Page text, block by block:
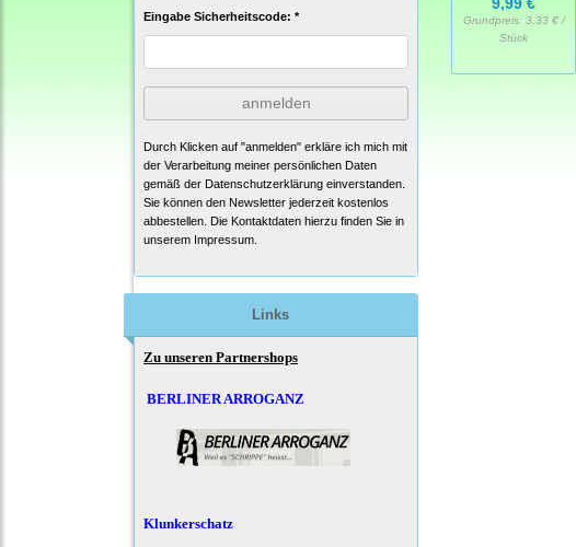
Eingabe Sicherheitscode: *
anmelden
Durch Klicken auf "anmelden" erkläre ich mich mit
der Verarbeitung meiner persönlichen Daten
gemäß der Datenschutzerklärung einverstanden.
Sie können den Newsletter jederzeit kostenlos
abbestellen. Die Kontaktdaten hierzu finden Sie in
unserem Impressum.
Links
Zu unseren Partnershops
BERLINER ARROGANZ
Klunkerschatz
Grundpreis: 3,33 € /
Stück